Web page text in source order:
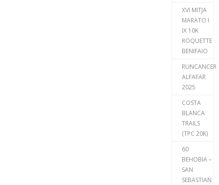
XVI MITJA
MARATO I
IX 10K
ROQUETTE
BENIFAIO
RUNCANCER
ALFAFAR
2025
COSTA
BLANCA
TRAILS
(TPC 20K)
60
BEHOBIA –
SAN
SEBASTIAN